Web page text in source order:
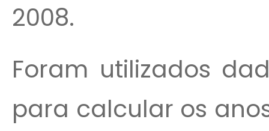
2008.
Foram utilizados
para calcular os